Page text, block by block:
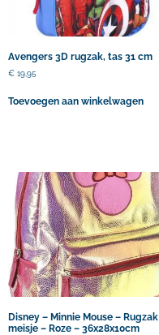
Avengers 3D rugzak, tas 31 cm
€ 19,95
Toevoegen aan winkelwagen
Disney – Minnie Mouse – Rugzak
meisje – Roze – 36x28x10cm